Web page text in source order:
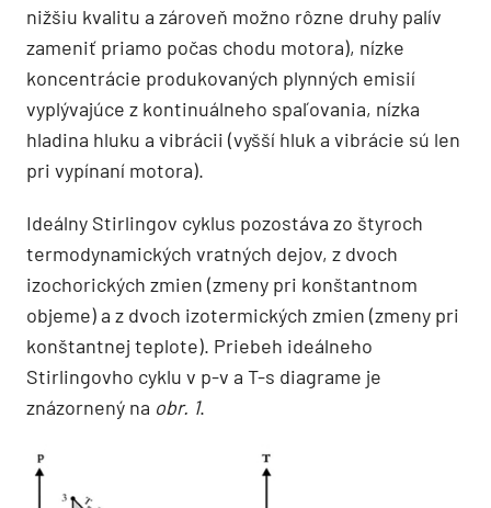
nižšiu kvalitu a zároveň možno rôzne druhy palív
zameniť priamo počas chodu motora), nízke
koncentrácie produkovaných plynných emisií
vyplývajúce z kontinuálneho spaľovania, nízka
hladina hluku a vibrácii (vyšší hluk a vibrácie sú len
pri vypínaní motora).
Ideálny Stirlingov cyklus pozostáva zo štyroch
termodynamických vratných dejov, z dvoch
izochorických zmien (zmeny pri konštantnom
objeme) a z dvoch izotermických zmien (zmeny pri
konštantnej teplote). Priebeh ideálneho
Stirlingovho cyklu v p-v a T-s diagrame je
znázornený na obr. 1.